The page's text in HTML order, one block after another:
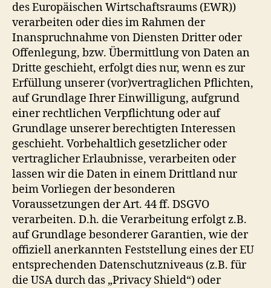
des Europäischen Wirtschaftsraums (EWR))
verarbeiten oder dies im Rahmen der
Inanspruchnahme von Diensten Dritter oder
Offenlegung, bzw. Übermittlung von Daten an
Dritte geschieht, erfolgt dies nur, wenn es zur
Erfüllung unserer (vor)vertraglichen Pflichten,
auf Grundlage Ihrer Einwilligung, aufgrund
einer rechtlichen Verpflichtung oder auf
Grundlage unserer berechtigten Interessen
geschieht. Vorbehaltlich gesetzlicher oder
vertraglicher Erlaubnisse, verarbeiten oder
lassen wir die Daten in einem Drittland nur
beim Vorliegen der besonderen
Voraussetzungen der Art. 44 ff. DSGVO
verarbeiten. D.h. die Verarbeitung erfolgt z.B.
auf Grundlage besonderer Garantien, wie der
offiziell anerkannten Feststellung eines der EU
entsprechenden Datenschutzniveaus (z.B. für
die USA durch das „Privacy Shield“) oder